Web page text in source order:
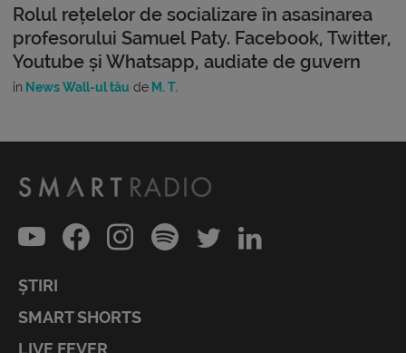
Rolul rețelelor de socializare în asasinarea
profesorului Samuel Paty. Facebook, Twitter,
Youtube și Whatsapp, audiate de guvern
în News Wall-ul tău de M. T.
ȘTIRI
SMART SHORTS
LIVE FEVER